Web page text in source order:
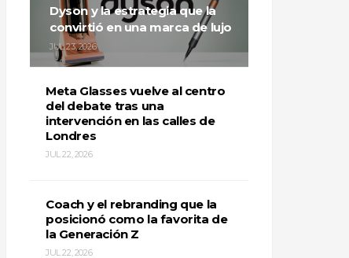
Dyson y la estrategia que la
convirtió en una marca de lujo
JUL 23, 2026
Meta Glasses vuelve al centro
del debate tras una
intervención en las calles de
Londres
JUL 22, 2026
Coach y el rebranding que la
posicionó como la favorita de
la Generación Z
JUL 22, 2026